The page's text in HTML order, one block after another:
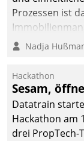
Prozessen ist
der
Ressort
künftige
gerüstet.
Nadja
Hackathon
Sesam,
Datatrain
Hackathon am
drei PropTech-